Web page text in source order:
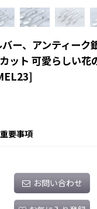
ー、アンティーク
ット 可愛らしい花
]
要事項
お問い合わせ